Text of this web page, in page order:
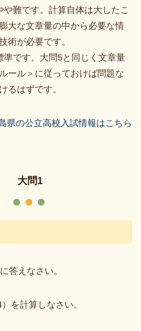
や難です。計算自体は大したこ
大な文章量の中から必要な情
術が必要です。
準です。大問5と同じく文章量
ール＞に従っておけば問題な
るはずです。
県の公立高校入試情報はこちら
大問1
答えなさい。
を計算しなさい。